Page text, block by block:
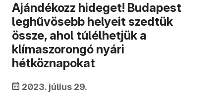
Ajándékozz hideget! Budapest
leghűvösebb helyeit szedtük
össze, ahol túlélhetjük a
klímaszorongó nyári
hétköznapokat
2023. július 29.